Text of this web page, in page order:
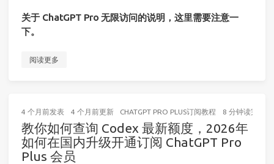
关于 ChatGPT Pro 无限访问的说明，这里需要注意一
下。
阅读更多
4 个月前发表 4 个月前更新 CHATGPT PRO PLUS订阅教程 8 分钟读完 (大
教你如何查询 Codex 最新额度，2026年
如何在国内升级开通订阅 ChatGPT Pro
Plus 会员